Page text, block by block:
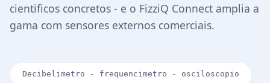
cientificos concretos - e o FizziQ Connect amplia a
gama com sensores externos comerciais.
Decibelimetro - frequencimetro - osciloscopio